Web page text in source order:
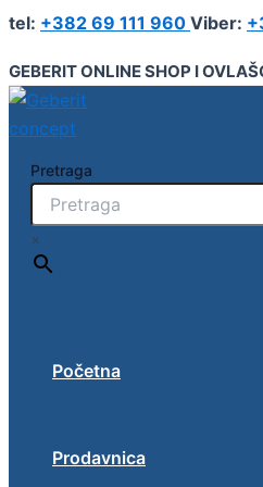
Pređi
sadržaj
tel: +382 69 111 960 Viber:
GEBERIT ONLINE SHOP I
Pretraga
×
Početna
Prodavnica
Monolit
konzolni
bide
cm
količina